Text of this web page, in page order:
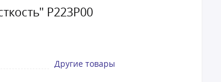
Р223Р00
Другие товары